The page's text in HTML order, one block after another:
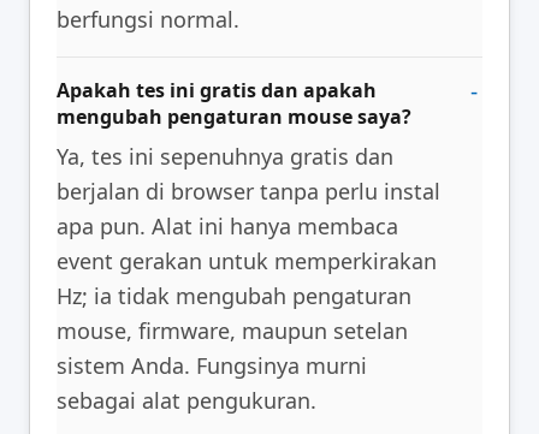
berfungsi normal.
Apakah tes ini gratis dan apakah
mengubah pengaturan mouse saya?
Ya, tes ini sepenuhnya gratis dan
berjalan di browser tanpa perlu instal
apa pun. Alat ini hanya membaca
event gerakan untuk memperkirakan
Hz; ia tidak mengubah pengaturan
mouse, firmware, maupun setelan
sistem Anda. Fungsinya murni
sebagai alat pengukuran.